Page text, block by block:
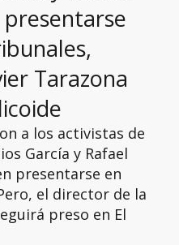
Tarazona
a los activistas de
García y Rafael
presentarse en
el director de la
preso en El